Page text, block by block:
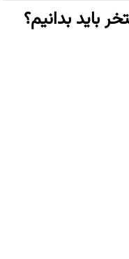
باید بدانیم؟